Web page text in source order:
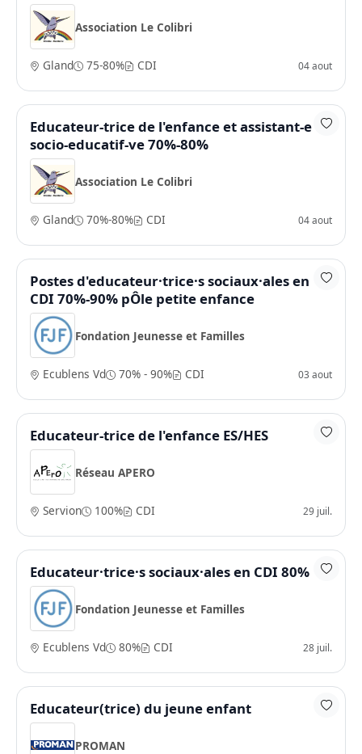
Association Le Colibri
Gland 75-80% CDI 04 aout
Educateur-trice de l'enfance et assistant-e
socio-educatif-ve 70%-80%
Association Le Colibri
Gland 70%-80% CDI 04 aout
Postes d'educateur·trice·s sociaux·ales en
CDI 70%-90% pÔle petite enfance
Fondation Jeunesse et Familles
Ecublens Vd 70% - 90% CDI 03 aout
Educateur-trice de l'enfance ES/HES
Réseau APERO
Servion 100% CDI 29 juil.
Educateur·trice·s sociaux·ales en CDI 80%
Fondation Jeunesse et Familles
Ecublens Vd 80% CDI 28 juil.
Educateur(trice) du jeune enfant
PROMAN